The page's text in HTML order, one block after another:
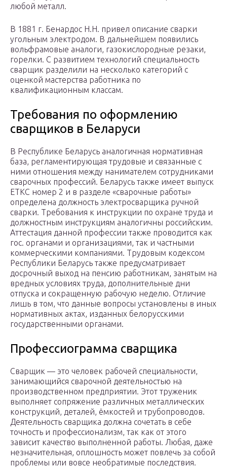
любой металл.
В 1881 г. Бенардос Н.Н. привел описание сварки
угольным электродом. В дальнейшем появились
вольфрамовые аналоги, газокислородные резаки,
горелки. С развитием технологий специальность
сварщик разделили на несколько категорий с
оценкой мастерства работника по
квалификационным классам.
Требования по оформлению
сварщиков в Беларуси
В Республике Беларусь аналогичная нормативная
база, регламентирующая трудовые и связанные с
ними отношения между нанимателем сотрудниками
сварочных профессий. Беларусь также имеет выпуск
ЕТКС номер 2 и в разделе «сварочные работы»
определена должность электросварщика ручной
сварки. Требования к инструкции по охране труда и
должностным инструкциям аналогичны российским.
Аттестация данной профессии также проводится как
гос. органами и организациями, так и частными
коммерческими компаниями. Трудовым кодексом
Республики Беларусь также предусматривает
досрочный выход на пенсию работникам, занятым на
вредных условиях труда, дополнительные дни
отпуска и сокращенную рабочую неделю. Отличие
лишь в том, что данные вопросы установлены в иных
нормативных актах, изданных белорусскими
государственными органами.
Профессиограмма сварщика
Сварщик — это человек рабочей специальности,
занимающийся сварочной деятельностью на
производственном предприятии. Этот труженик
выполняет сопряжение различных металлических
конструкций, деталей, ёмкостей и трубопроводов.
Деятельность сварщика должна сочетать в себе
точность и профессионализм, так как от этого
зависит качество выполненной работы. Любая, даже
незначительная, оплошность может повлечь за собой
проблемы или вовсе необратимые последствия.